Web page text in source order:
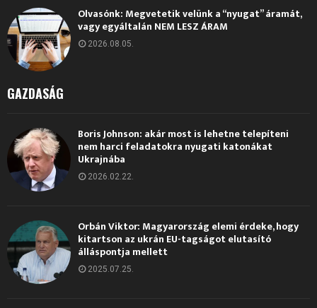
Olvasónk: Megvetetik velünk a “nyugat” áramát,
vagy egyáltalán NEM LESZ ÁRAM
2026.08.05.
GAZDASÁG
Boris Johnson: akár most is lehetne telepíteni
nem harci feladatokra nyugati katonákat
Ukrajnába
2026.02.22.
Orbán Viktor: Magyarország elemi érdeke, hogy
kitartson az ukrán EU-tagságot elutasító
álláspontja mellett
2025.07.25.